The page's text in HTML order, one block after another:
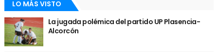
LO MÁS VISTO
La jugada polémica del partido UP Plasencia-
Alcorcón